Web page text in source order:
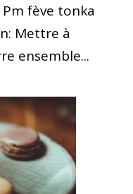
fève tonka
Mettre à
ensemble...